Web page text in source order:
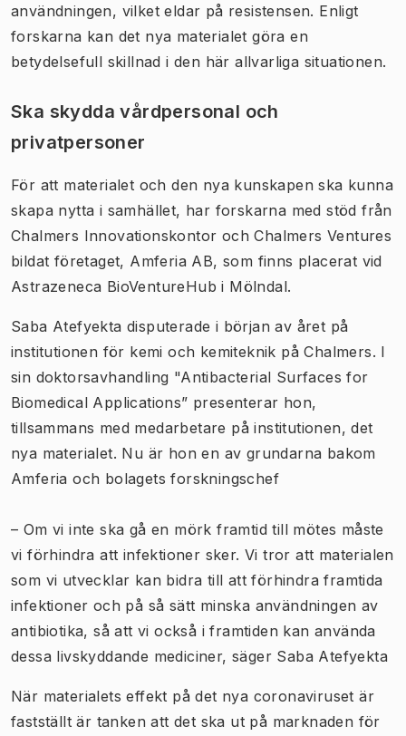
användningen, vilket eldar på resistensen. Enligt
forskarna kan det nya materialet göra en
betydelsefull skillnad i den här allvarliga situationen.
Ska skydda vårdpersonal och
privatpersoner
För att materialet och den nya kunskapen ska kunna
skapa nytta i samhället, har forskarna med stöd från
Chalmers Innovationskontor och Chalmers Ventures
bildat företaget, Amferia AB, som finns placerat vid
Astrazeneca BioVentureHub i Mölndal.
Saba Atefyekta disputerade i början av året på
institutionen för kemi och kemiteknik på Chalmers. I
sin doktorsavhandling "Antibacterial Surfaces for
Biomedical Applications” presenterar hon,
tillsammans med medarbetare på institutionen, det
nya materialet. Nu är hon en av grundarna bakom
Amferia och bolagets forskningschef
– Om vi inte ska gå en mörk framtid till mötes måste
vi förhindra att infektioner sker. Vi tror att materialen
som vi utvecklar kan bidra till att förhindra framtida
infektioner och på så sätt minska användningen av
antibiotika, så att vi också i framtiden kan använda
dessa livskyddande mediciner, säger Saba Atefyekta
När materialets effekt på det nya coronaviruset är
fastställt är tanken att det ska ut på marknaden för